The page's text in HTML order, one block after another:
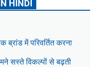
HINDI
ब्रांड में परिवर्तित करना
सस्ते विकल्पों से बढ़ती